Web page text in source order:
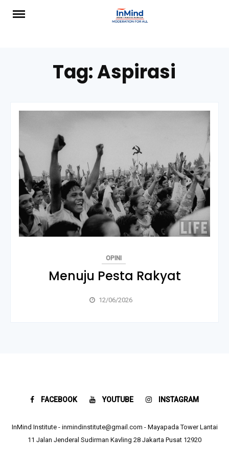
Tag:Aspirasi
OPINI
Menuju Pesta Rakyat
12/06/2026
FACEBOOK YOUTUBE INSTAGRAM
InMind Institute - inmindinstitute@gmail.com - Mayapada Tower Lantai
11 Jalan Jenderal Sudirman Kavling 28 Jakarta Pusat 12920